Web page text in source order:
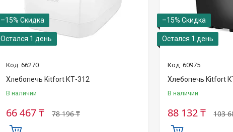
–15%
Остался 1 день
66270
Хлебопечь Kitfort КТ-312
В наличии
78 196 ₸
66 467 ₸
–15%
Остался 1 день
60975
Хлебопечь Kitfort
В наличии
103
88 132 ₸